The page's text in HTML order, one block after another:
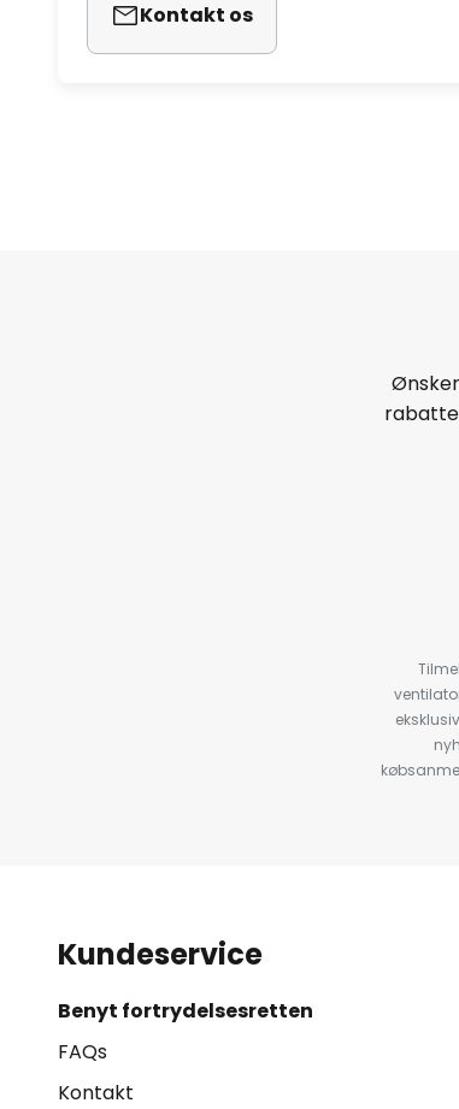
Kontakt os
Kundeservice
Benyt fortrydelsesretten
FAQs
Kontakt